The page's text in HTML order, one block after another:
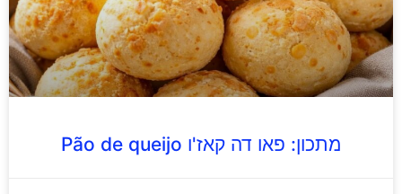
מתכון: פאו דה קאז'ו Pão de queijo